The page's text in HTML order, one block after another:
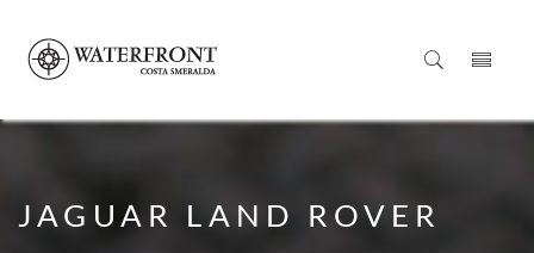
JAGUAR LAND ROVER